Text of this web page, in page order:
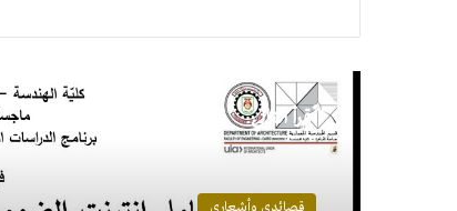
أقرأ التالي
قصائدي وأشعاري